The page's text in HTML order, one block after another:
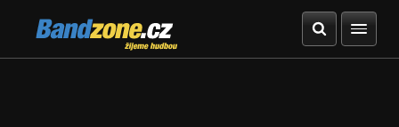
Bandzone.cz
žijeme hudbou